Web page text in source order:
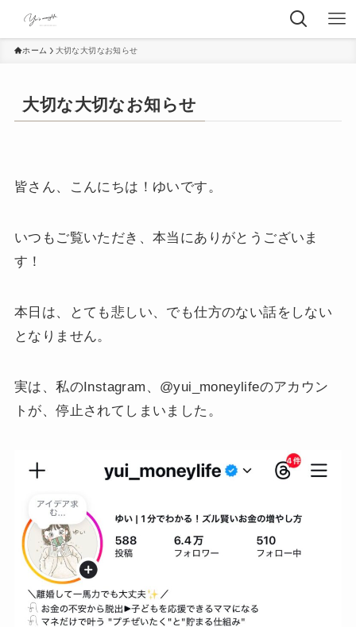
ホーム 大切な大切なお知らせ
大切な大切なお知らせ
皆さん、こんにちは！ゆいです。
いつもご覧いただき、本当にありがとうございま
す！
本日は、とても悲しい、でも仕方のない話をしない
となりません。
実は、私のInstagram、@yui_moneylifeのアカウン
トが、停止されてしまいました。